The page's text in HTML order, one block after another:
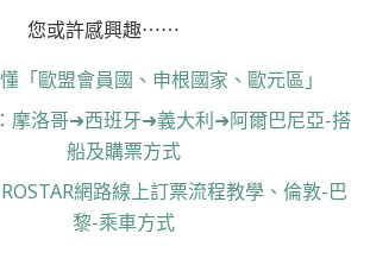
您或許感興趣⋯⋯
「歐盟會員國、申根國家、歐元區」
摩洛哥➜西班牙➜義大利➜阿爾巴尼亞-搭
船及購票方式
網路線上訂票流程教學、倫敦-巴
黎-乘車方式